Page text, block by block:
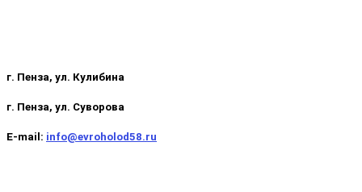
г. Пенза, ул. Кулибина
г. Пенза, ул. Суворова
E-mail: info@evroholod58.ru